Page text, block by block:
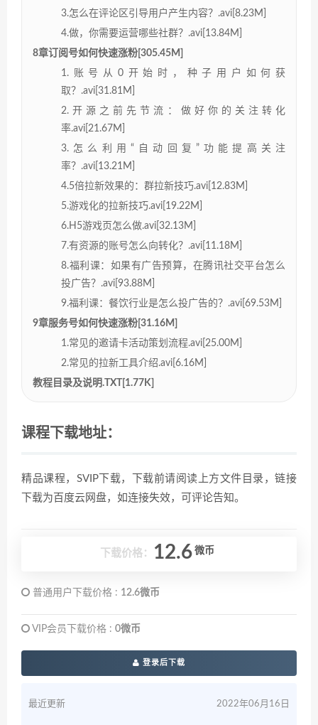
3.怎么在评论区引导用户产生内容？.avi[8.23M]
4.做，你需要运营哪些社群？.avi[13.84M]
8章订阅号如何快速涨粉[305.45M]
1.账号从0开始时，种子用户如何获
取？.avi[31.81M]
2.开源之前先节流：做好你的关注转化
率.avi[21.67M]
3.怎么利用“自动回复”功能提高关注
率？.avi[13.21M]
4.5倍拉新效果的：群拉新技巧.avi[12.83M]
5.游戏化的拉新技巧.avi[19.22M]
6.H5游戏页怎么做.avi[32.13M]
7.有资源的账号怎么向转化？.avi[11.18M]
8.福利课：如果有广告预算，在腾讯社交平台怎么
投广告？.avi[93.88M]
9.福利课：餐饮行业是怎么投广告的？.avi[69.53M]
9章服务号如何快速涨粉[31.16M]
1.常见的邀请卡活动策划流程.avi[25.00M]
2.常见的拉新工具介绍.avi[6.16M]
教程目录及说明.TXT[1.77K]
课程下载地址：
精品课程，SVIP下载，下载前请阅读上方文件目录，链接
下载为百度云网盘，如连接失效，可评论告知。
下载价格： 12.6 微币
普通用户下载价格 : 12.6微币
VIP会员下载价格 : 0微币
登录后下载
最近更新 2022年06月16日